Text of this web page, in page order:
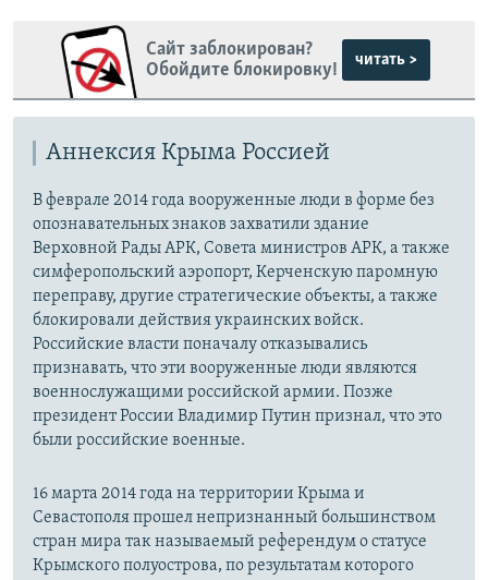
Сайт заблокирован?
Обойдите блокировку!
читать >
Аннексия Крыма Россией
В феврале 2014 года вооруженные люди в форме без
опознавательных знаков захватили здание
Верховной Рады АРК, Совета министров АРК, а также
симферопольский аэропорт, Керченскую паромную
переправу, другие стратегические объекты, а также
блокировали действия украинских войск.
Российские власти поначалу отказывались
признавать, что эти вооруженные люди являются
военнослужащими российской армии. Позже
президент России Владимир Путин признал, что это
были российские военные.
16 марта 2014 года на территории Крыма и
Севастополя прошел непризнанный большинством
стран мира так называемый референдум о статусе
Крымского полуострова, по результатам которого